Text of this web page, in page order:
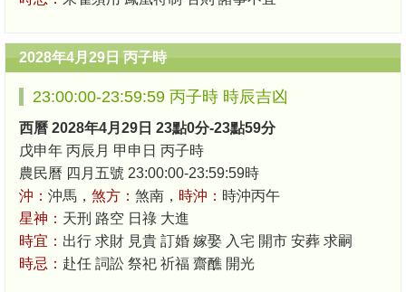
2028年4月29日 丙子時
23:00:00-23:59:59 丙子時 時辰吉凶
西曆 2028年4月29日 23點0分-23點59分
戊申年 丙辰月 甲申日 丙子時
農民曆 四月五號 23:00:00-23:59:59時
沖： 沖馬， 煞方： 煞南， 時沖： 時沖丙午
星神： 天刑 路空 日祿 大進
時宜： 出行 求財 見貴 訂婚 嫁娶 入宅 開市 安葬 求嗣
時忌： 赴任 詞訟 祭祀 祈福 齋醮 開光